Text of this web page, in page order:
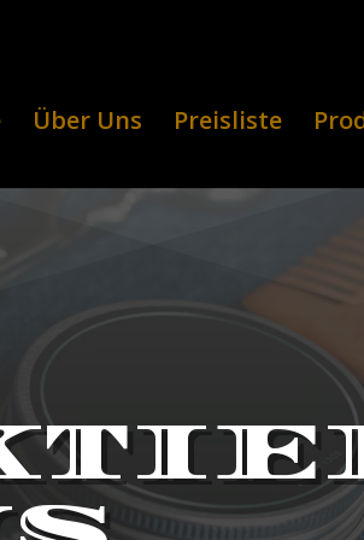
Über Uns Preisliste